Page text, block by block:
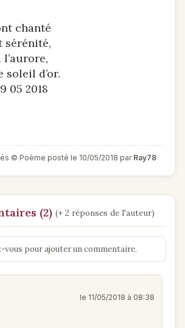
chanté
sérénité,
soleil d’or.
05 2018
© Poème posté le 10/05/2018 par Ray78
(2) (+ 2 réponses de l'auteur)
vous pour ajouter un commentaire.
le 11/05/2018 à 08:38